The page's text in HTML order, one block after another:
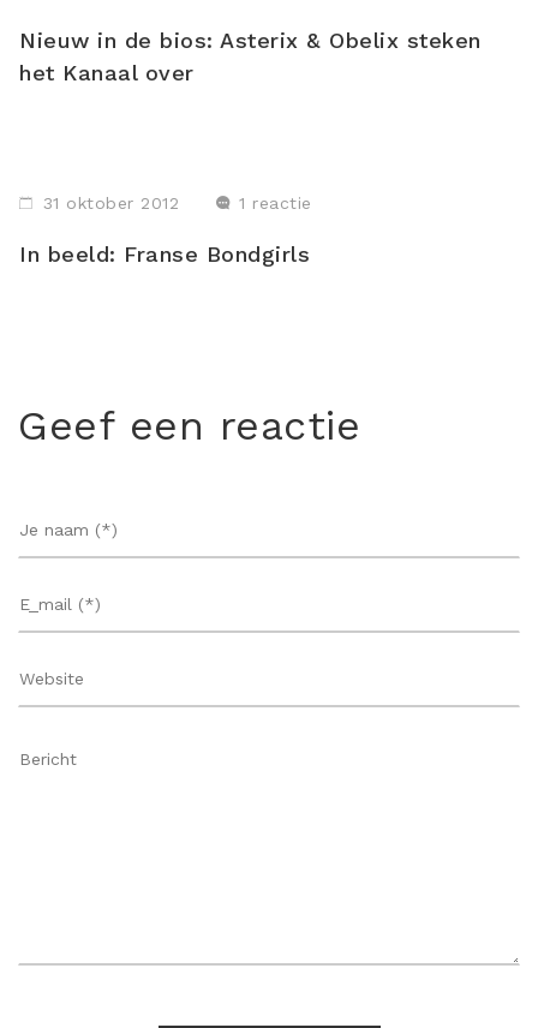
Nieuw in de bios: Asterix & Obelix steken
het Kanaal over
31 oktober 2012 1 reactie
In beeld: Franse Bondgirls
Geef een reactie